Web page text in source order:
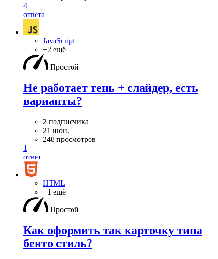
4
ответа
JavaScript
+2 ещё
Простой
Не работает тень + слайдер, есть
варианты?
2 подписчика
21 июн.
248 просмотров
1
ответ
HTML
+1 ещё
Простой
Как оформить так карточку типа
бенто стиль?